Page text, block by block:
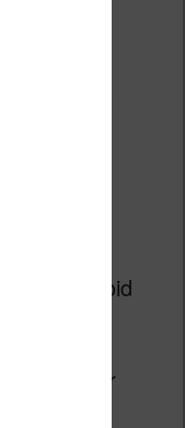
sont
leur
et
utiliser
sur Android
les
sur
utilisés sur